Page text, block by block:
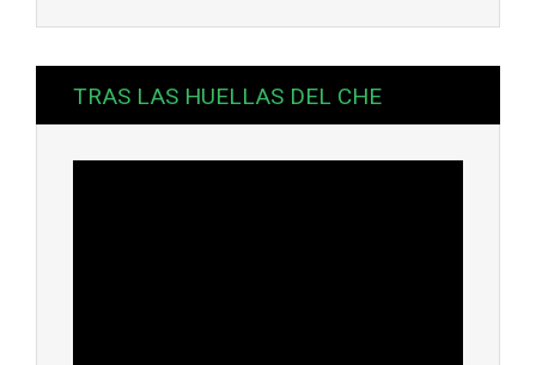
TRAS LAS HUELLAS DEL CHE